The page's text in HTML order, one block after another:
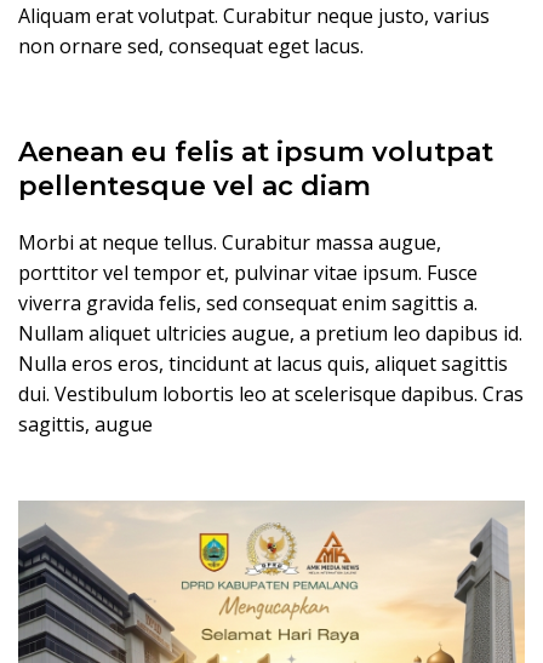
Aliquam erat volutpat. Curabitur neque justo, varius
non ornare sed, consequat eget lacus.
Aenean eu felis at ipsum volutpat
pellentesque vel ac diam
Morbi at neque tellus. Curabitur massa augue,
porttitor vel tempor et, pulvinar vitae ipsum. Fusce
viverra gravida felis, sed consequat enim sagittis a.
Nullam aliquet ultricies augue, a pretium leo dapibus id.
Nulla eros eros, tincidunt at lacus quis, aliquet sagittis
dui. Vestibulum lobortis leo at scelerisque dapibus. Cras
sagittis, augue